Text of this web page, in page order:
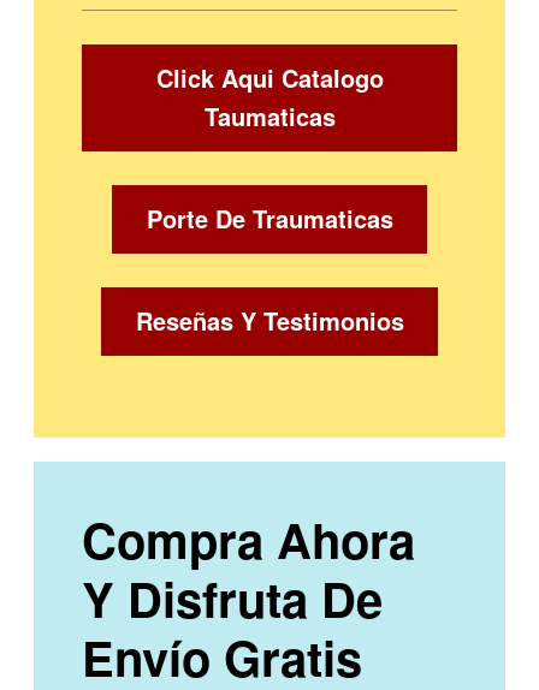
Click Aqui Catalogo
Taumaticas
Porte De Traumaticas
Reseñas Y Testimonios
Compra Ahora
Y Disfruta De
Envío Gratis